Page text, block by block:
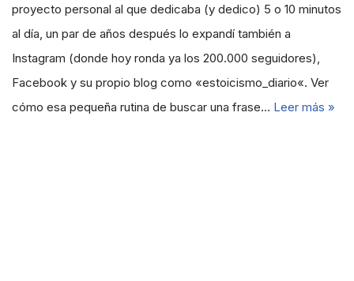
proyecto personal al que dedicaba (y dedico) 5 o 10 minutos
al día, un par de años después lo expandí también a
Instagram (donde hoy ronda ya los 200.000 seguidores),
Facebook y su propio blog como «estoicismo_diario«. Ver
cómo esa pequeña rutina de buscar una frase… Leer más »